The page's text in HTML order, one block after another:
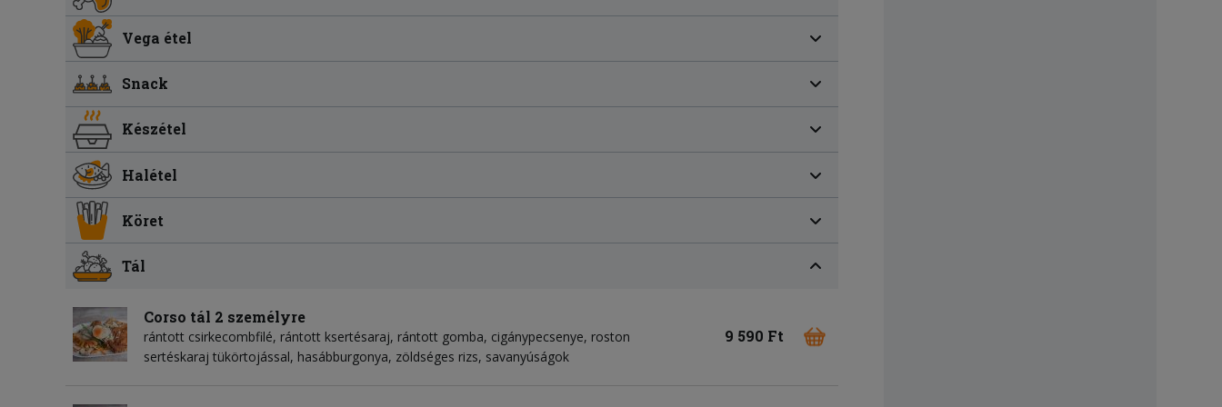
Vega étel
Snack
Készétel
Halétel
Köret
Tál
Corso tál 2 személyre
rántott csirkecombfilé, rántott ksertésaraj, rántott gomba, cigánypecsenye, roston
sertéskaraj tükörtojással, hasábburgonya, zöldséges rizs, savanyúságok
9 590 Ft